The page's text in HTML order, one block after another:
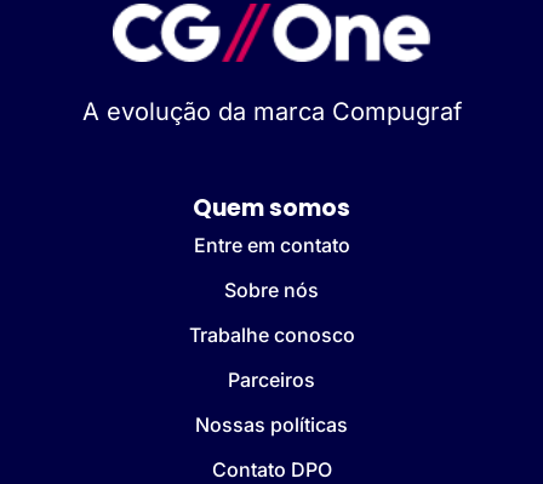
A evolução da marca Compugraf
Quem somos
Entre em contato
Sobre nós
Trabalhe conosco
Parceiros
Nossas políticas
Contato DPO